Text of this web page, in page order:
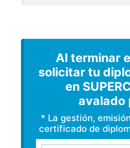
Al terminar
solicitar tu
en
avalado
* La gestión,
certificado de